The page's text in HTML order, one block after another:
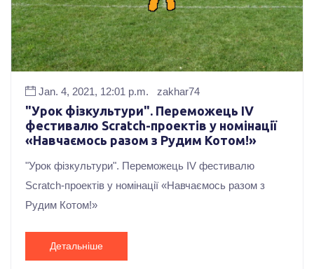
Jan. 4, 2021, 12:01 p.m. zakhar74
"Урок фізкультури". Переможець ІV
фестивалю Scrаtch-проектів у номінації
«Навчаємось разом з Рудим Котом!»
"Урок фізкультури". Переможець ІV фестивалю
Scrаtch-проектів у номінації «Навчаємось разом з
Рудим Котом!»
Детальніше